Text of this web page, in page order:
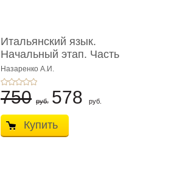
Итальянский язык.
Начальный этап. Часть
2. Учеб� ...
Назаренко А.И.
750 руб. 578 руб.
Купить